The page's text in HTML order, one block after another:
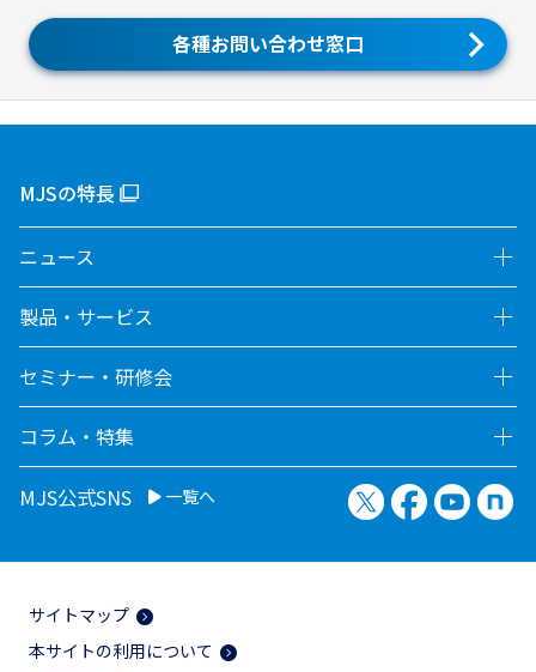
各種お問い合わせ窓口
MJSの特長
ニュース
製品・サービス
セミナー・研修会
コラム・特集
MJS公式SNS 一覧へ X（旧Twitter）
Facebook
サイトマップ
本サイトの利用について